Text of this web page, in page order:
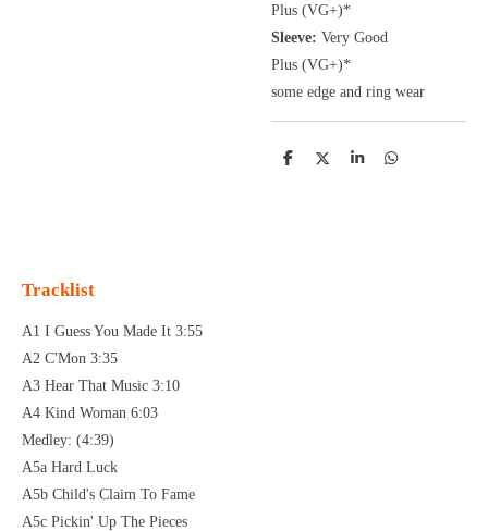
Plus (VG+)*
Sleeve: Very Good
Plus (VG+)*
some edge and ring wear
D
D
S
D
Tracklist
A1 I Guess You Made It 3:55
A2 C'Mon 3:35
A3 Hear That Music 3:10
A4 Kind Woman 6:03
Medley: (4:39)
A5a Hard Luck
A5b Child's Claim To Fame
A5c Pickin' Up The Pieces